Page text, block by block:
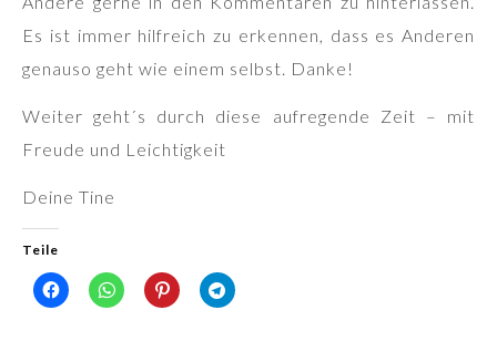
Es ist immer hilfreich zu erkennen, dass es Anderen
genauso geht wie einem selbst. Danke!
Weiter geht´s durch diese aufregende Zeit – mit
Freude und Leichtigkeit
Deine Tine
Teile